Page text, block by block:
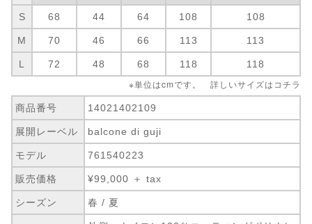
S 68 44 64 108 108
M 70 46 66 113 113
L 72 48 68 118 118
※単位はcmです。 詳しいサイズは コチラ
商品番号 14021402109
展開レーベル balcone di guji
モデル 761540223
販売価格 ¥99,000 ＋ tax
シーズン 春 / 夏